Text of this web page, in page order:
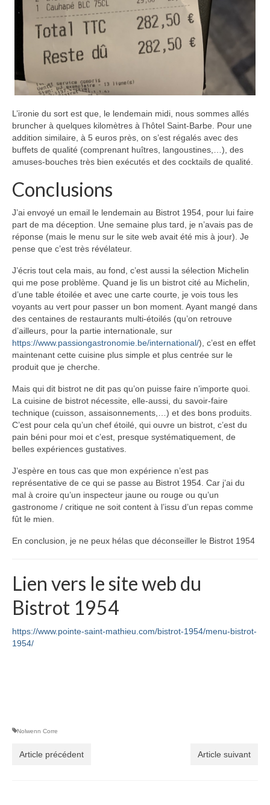
L’ironie du sort est que, le lendemain midi, nous sommes allés
bruncher à quelques kilomètres à l’hôtel Saint-Barbe. Pour une
addition similaire, à 5 euros près, on s’est régalés avec des
buffets de qualité (comprenant huîtres, langoustines,…), des
amuses-bouches très bien exécutés et des cocktails de qualité.
Conclusions
J’ai envoyé un email le lendemain au Bistrot 1954, pour lui faire
part de ma déception. Une semaine plus tard, je n’avais pas de
réponse (mais le menu sur le site web avait été mis à jour). Je
pense que c’est très révélateur.
J’écris tout cela mais, au fond, c’est aussi la sélection Michelin
qui me pose problème. Quand je lis un bistrot cité au Michelin,
d’une table étoilée et avec une carte courte, je vois tous les
voyants au vert pour passer un bon moment. Ayant mangé dans
des centaines de restaurants multi-étoilés (qu’on retrouve
d’ailleurs, pour la partie internationale, sur
https://www.passiongastronomie.be/international/), c’est en effet
maintenant cette cuisine plus simple et plus centrée sur le
produit que je cherche.
Mais qui dit bistrot ne dit pas qu’on puisse faire n’importe quoi.
La cuisine de bistrot nécessite, elle-aussi, du savoir-faire
technique (cuisson, assaisonnements,…) et des bons produits.
C’est pour cela qu’un chef étoilé, qui ouvre un bistrot, c’est du
pain béni pour moi et c’est, presque systématiquement, de
belles expériences gustatives.
J’espère en tous cas que mon expérience n’est pas
représentative de ce qui se passe au Bistrot 1954. Car j’ai du
mal à croire qu’un inspecteur jaune ou rouge ou qu’un
gastronome / critique ne soit content à l’issu d’un repas comme
fût le mien.
En conclusion, je ne peux hélas que déconseiller le Bistrot 1954
Lien vers le site web du
Bistrot 1954
https://www.pointe-saint-mathieu.com/bistrot-1954/menu-bistrot-
1954/
Nolwenn Corre
Article précédent Article suivant